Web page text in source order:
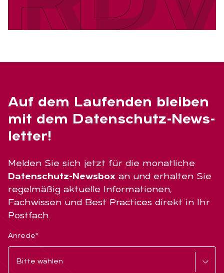
Auf dem Lau­fen­den blei­ben
mit dem Da­ten­schutz-News­
let­ter!
Melden Sie sich jetzt für die monatliche
Datenschutz-Newsbox an und erhalten Sie
regelmäßig aktuelle Informationen,
Fachwissen und Best Practices direkt in Ihr
Postfach.
Anrede*